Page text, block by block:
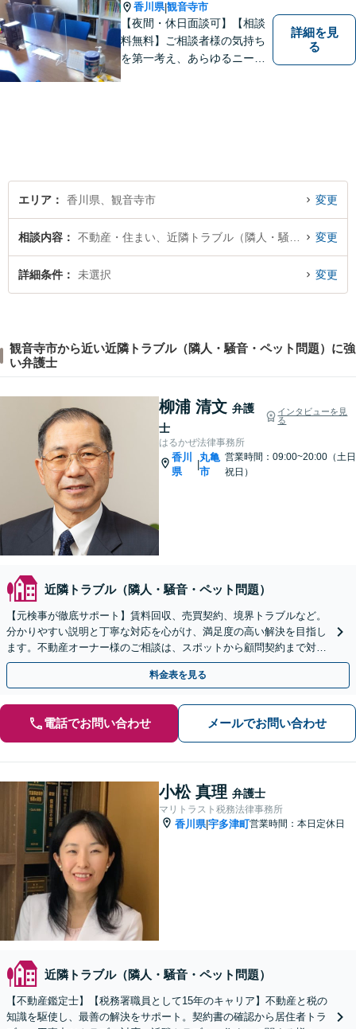
香川県|観音寺市
【夜間・休日面談可】【相談
料無料】ご相談者様の気持ち
を第一考え、あらゆるニーズ
詳細を見
る
エリア 香川県、観音寺市 変更
相談内容 変更
詳細条件 未選択 変更
観音寺市から近い近隣トラブル（隣人・騒音・ペット問題）に強
い弁護士
柳浦 清文 弁護
士
インタビューを見
る
はるかぜ法律事務所
香川
県
|
丸亀
市
営業時間：09:00~20:00（土日
祝日）
近隣トラブル（隣人・騒音・ペット問題）
【元検事が徹底サポート】賃料回収、売買契約、境界トラブルなど。
分かりやすい説明と丁寧な対応を心がけ、満足度の高い解決を目指し
ます。不動産オーナー様のご相談は、スポットから顧問契約まで対応
いたします【休日・夜間相談可（予約制）】
料金表を見る
電話でお問い合わせ メールでお問い合わせ
小松 真理 弁護士
マリトラスト税務法律事務所
香川県|宇多津町営業時間：本日定休日
近隣トラブル（隣人・騒音・ペット問題）
【不動産鑑定士】【税務署職員として15年のキャリア】不動産と税の
知識を駆使し、最善の解決をサポート。契約書の確認から居住者トラ